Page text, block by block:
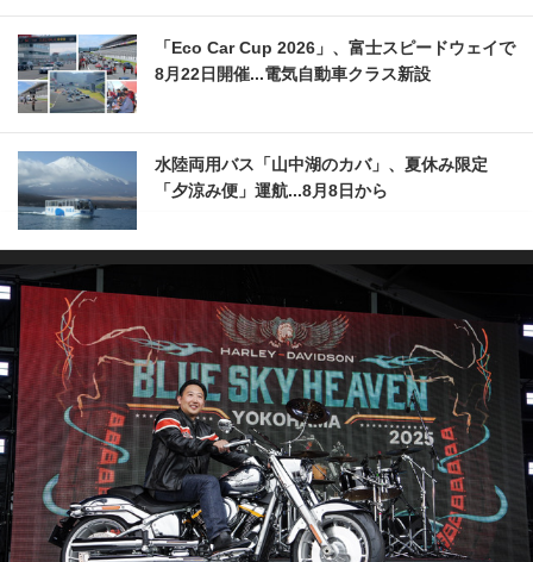
「Eco Car Cup 2026」、富士スピードウェイで
8月22日開催...電気自動車クラス新設
水陸両用バス「山中湖のカバ」、夏休み限定
「夕涼み便」運航...8月8日から